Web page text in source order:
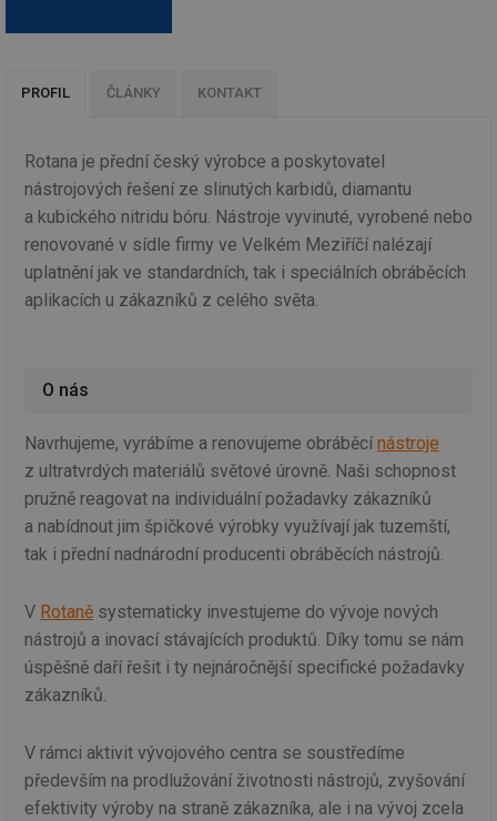
PROFIL ČLÁNKY KONTAKT
Rotana je přední český výrobce a poskytovatel
nástrojových řešení ze slinutých karbidů, diamantu
a kubického nitridu bóru. Nástroje vyvinuté, vyrobené nebo
renovované v sídle firmy ve Velkém Meziříčí nalézají
uplatnění jak ve standardních, tak i speciálních obráběcích
aplikacích u zákazníků z celého světa.
O nás
Navrhujeme, vyrábíme a renovujeme obráběcínástroje
z ultratvrdých materiálů světové úrovně. Naši schopnost
pružně reagovat na individuální požadavky zákazníků
a nabídnout jim špičkové výrobky využívají jak tuzemští,
tak i přední nadnárodní producenti obráběcích nástrojů.
V Rotaně systematicky investujeme do vývoje nových
nástrojů a inovací stávajících produktů. Díky tomu se nám
úspěšně daří řešit i ty nejnáročnější specifické požadavky
zákazníků.
V rámci aktivit vývojového centra se soustředíme
především na prodlužování životnosti nástrojů, zvyšování
efektivity výroby na straně zákazníka, ale i na vývoj zcela